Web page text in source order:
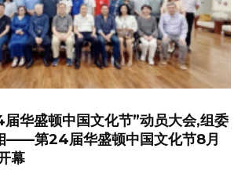
华盛顿中国文化节”动员大会,组委
——第24届华盛顿中国文化节8月
幕